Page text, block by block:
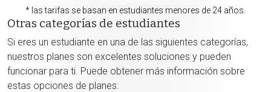
* las tarifas se basan en estudiantes menores de 24 años.
Otras categorías de estudiantes
Si eres un estudiante en una de las siguientes categorías,
nuestros planes son excelentes soluciones y pueden
funcionar para ti. Puede obtener más información sobre
estas opciones de planes: